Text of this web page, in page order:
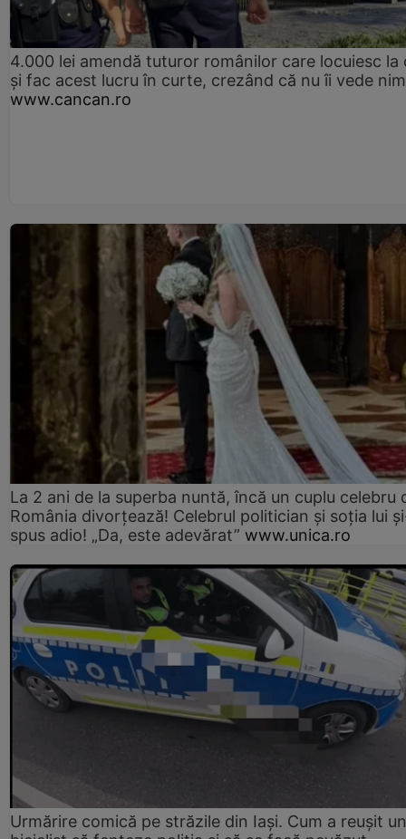
4.000 lei amendă tuturor românilor care locuiesc la
și fac acest lucru în curte, crezând că nu îi vede
www.cancan.ro
La 2 ani de la superba nuntă, încă un cuplu celebru
România divorțează! Celebrul politician și soția lui
spus adio! „Da, este adevărat” www.unica.ro
Urmărire comică pe străzile din Iași. Cum a reușit un